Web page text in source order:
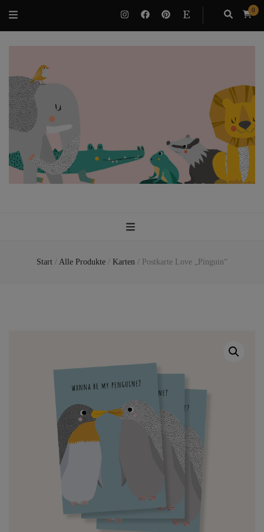
0
Start / Alle Produkte / Karten / Postkarte Love „Pinguin“